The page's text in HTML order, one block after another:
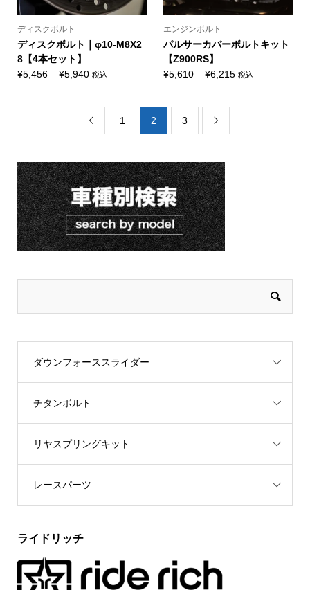
ディスクボルト
ディスクボルト｜φ10-M8X2
8【4本セット】
¥5,456 – ¥5,940価
¥5,456
–
税込
エンジンボルト
パルサーカバーボルトキット
【Z900RS】
¥5,610 –¥6,215価税込
 1 2 3 
ダウンフォーススライダー
チタンボルト
リヤスプリングキット
レースパーツ
ライドリッチ